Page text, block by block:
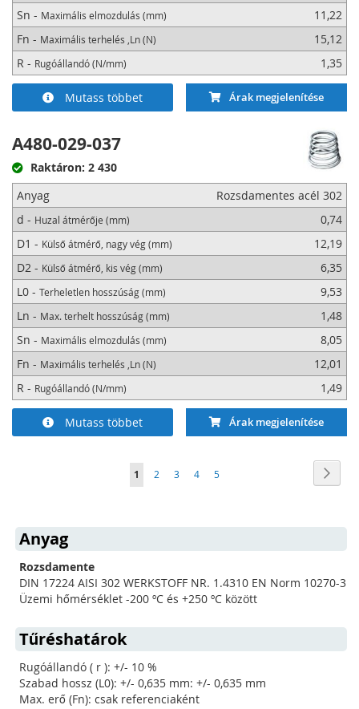
Sn - Maximális elmozdulás (mm)
11,22
Fn - Maximális terhelés ,Ln (N)
15,12
R - Rugóállandó (N/mm) 1,35
Mutass többet Árak megjelenítése
A480-029-037
Raktáron: 2 430
Anyag
Rozsdamentes acél 302
d - Huzal átmérője (mm)
0,74
D1 - Külső átmérő, nagy vég (mm)
12,19
D2 - Külső átmérő, kis vég (mm)
6,35
L0 - Terheletlen hosszúság (mm)
9,53
Ln - Max. terhelt hosszúság (mm)
1,48
Sn - Maximális elmozdulás (mm)
8,05
Fn - Maximális terhelés ,Ln (N)
12,01
R - Rugóállandó (N/mm) 1,49
Mutass többet Árak megjelenítése
Oldal
You're
1 Oldal
2 Oldal
3 Oldal
4 Oldal
5
Anyag
Rozsdamente
DIN 17224 AISI 302 WERKSTOFF NR. 1.4310 EN Norm 10270-3
Üzemi hőmérséklet -200 ºC és +250 ºC között
Tűréshatárok
Rugóállandó ( r ): +/- 10 %
Szabad hossz (L0): +/- 0,635 mm: +/- 0,635 mm
Max. erő (Fn): csak referenciaként